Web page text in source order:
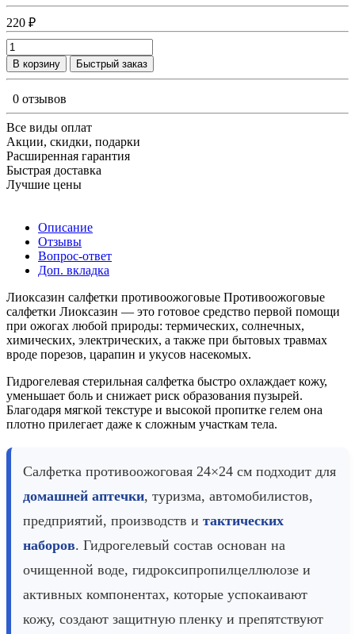
220 ₽
В корзину Быстрый заказ
0 отзывов
Все виды оплат
Акции, скидки, подарки
Расширенная гарантия
Быстрая доставка
Лучшие цены
Описание
Отзывы
Вопрос-ответ
Доп. вкладка
Лиоксазин салфетки противоожоговые Противоожоговые
салфетки Лиоксазин — это готовое средство первой помощи
при ожогах любой природы: термических, солнечных,
химических, электрических, а также при бытовых травмах
вроде порезов, царапин и укусов насекомых.
Гидрогелевая стерильная салфетка быстро охлаждает кожу,
уменьшает боль и снижает риск образования пузырей.
Благодаря мягкой текстуре и высокой пропитке гелем она
плотно прилегает даже к сложным участкам тела.
Салфетка противоожоговая 24×24 см подходит для
домашней аптечки, туризма, автомобилистов,
предприятий, производств и тактических
наборов. Гидрогелевый состав основан на
очищенной воде, гидроксипропилцеллюлозе и
активных компонентах, которые успокаивают
кожу, создают защитную пленку и препятствуют